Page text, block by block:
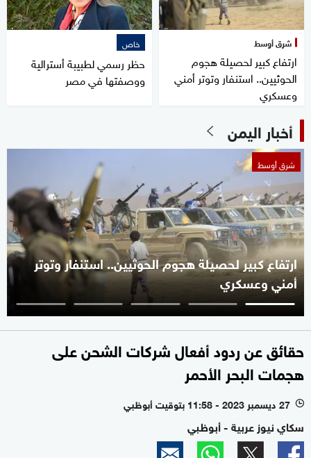
شرق أوسط
ارتفاع كبير لحصيلة هجوم
الحوثيين.. استنفار وتوتر أمني
وعسكري
خاص
حظر رسمي لطبيبة أسترالية
ووصفتها في مصر
أخبار اليمن
شرق أوسط
ارتفاع كبير لحصيلة هجوم الحوثيين.. استنفار وتوتر
أمني وعسكري
حقائق عن ردود أفعال شركات الشحن على
هجمات البحر الأحمر
l 27 ديسمبر 2023 - 11:58 بتوقيت أبوظبي
سكاي نيوز عربية - أبوظبي